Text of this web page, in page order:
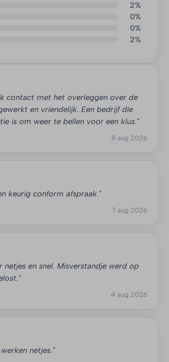
2%
0%
0%
2%
contact met het overleggen over de
en vriendelijk. Een bedrijf die
is om weer te bellen voor een klus."
8 aug 2026
keurig conform afspraak."
7 aug 2026
netjes en snel. Misverstandje werd op
4 aug 2026
netjes."